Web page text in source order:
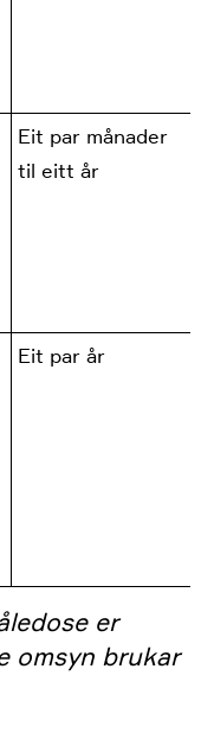
Eit par månader
til eitt år
Eit par år
er
omsyn brukar